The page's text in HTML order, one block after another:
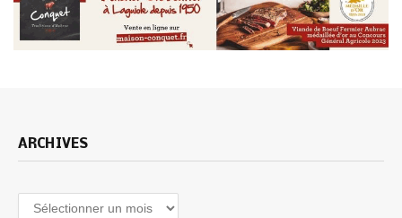
ARCHIVES
Archives